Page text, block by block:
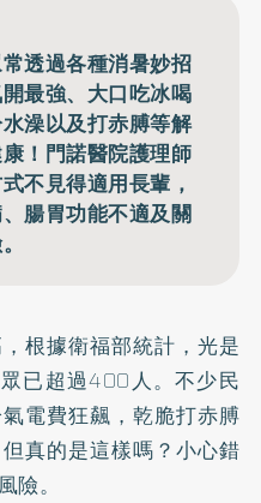
透過各種消暑妙招
最強、大口吃冰喝
澡以及打赤膊等解
！門諾醫院護理師
不見得適用長輩，
腸胃功能不適及關
根據衛福部統計， 光是
已超過400人。不少民
電費狂飆 ，乾脆打赤膊
真的是這樣嗎？小心錯
險。